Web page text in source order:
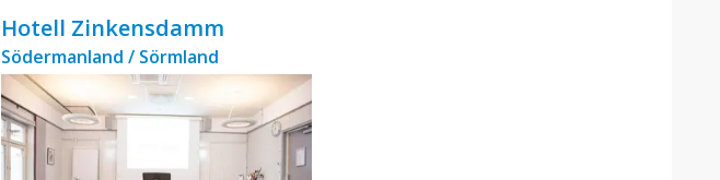
Hotell Zinkensdamm
Södermanland / Sörmland